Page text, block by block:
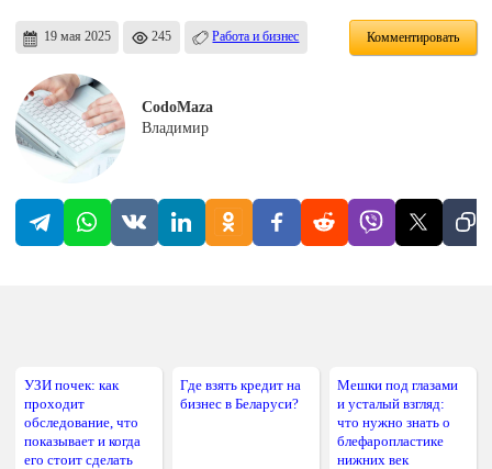
19 мая 2025 245 Работа и бизнес Комментировать
CodoMaza
Владимир
УЗИ почек: как
проходит
обследование, что
показывает и когда
его стоит сделать
Где взять кредит на
бизнес в Беларуси?
Мешки под глазами
и усталый взгляд:
что нужно знать о
блефаропластике
нижних век